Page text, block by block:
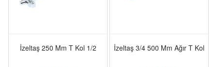
İzeltaş 250 Mm T Kol 1/2 İzeltaş 3/4 500 Mm Ağır T Kol